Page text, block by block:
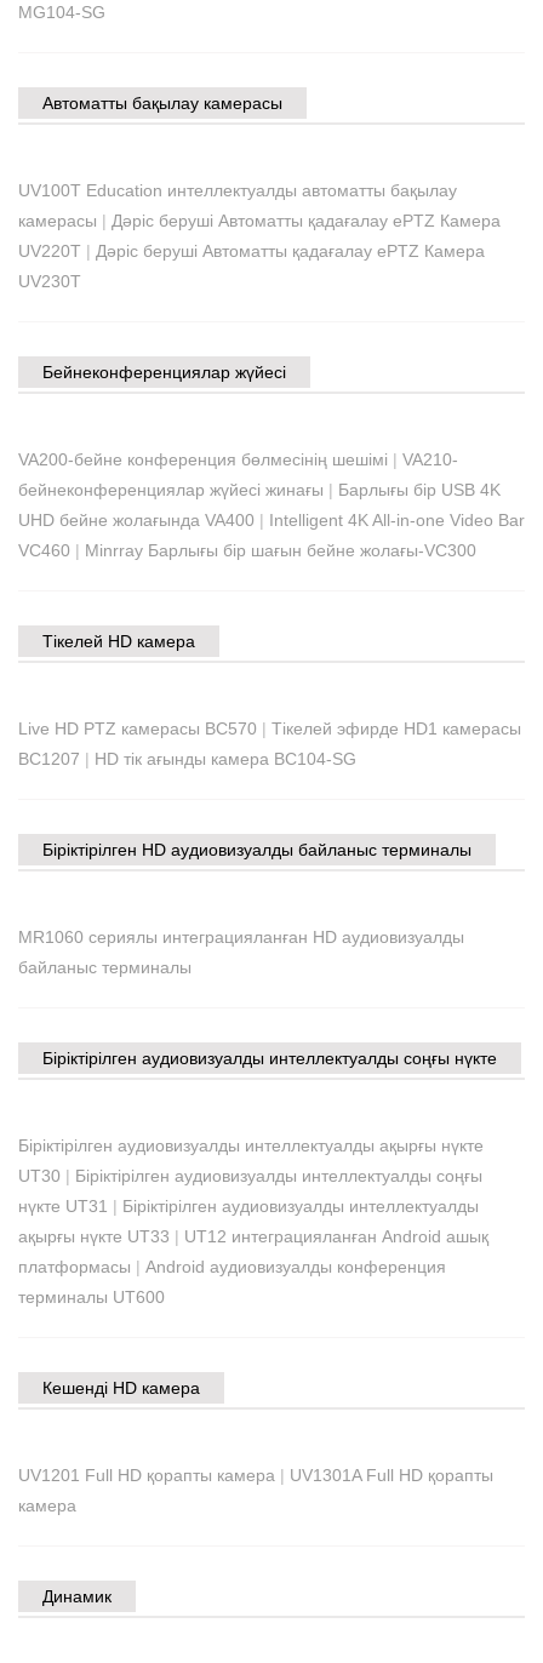
MG104-SG
Автоматты бақылау камерасы
UV100T Education интеллектуалды автоматты бақылау
камерасы | Дәріс беруші Автоматты қадағалау ePTZ Камера
UV220T | Дәріс беруші Автоматты қадағалау ePTZ Камера
UV230T
Бейнеконференциялар жүйесі
VA200-бейне конференция бөлмесінің шешімі | VA210-
бейнеконференциялар жүйесі жинағы | Барлығы бір USB 4K
UHD бейне жолағында VA400 | Intelligent 4K All-in-one Video Bar
VC460 | Minrray Барлығы бір шағын бейне жолағы-VC300
Тікелей HD камера
Live HD PTZ камерасы BC570 | Тікелей эфирде HD1 камерасы
BC1207 | HD тік ағынды камера BC104-SG
Біріктірілген HD аудиовизуалды байланыс терминалы
MR1060 сериялы интеграцияланған HD аудиовизуалды
байланыс терминалы
Біріктірілген аудиовизуалды интеллектуалды соңғы нүкте
Біріктірілген аудиовизуалды интеллектуалды ақырғы нүкте
UT30 | Біріктірілген аудиовизуалды интеллектуалды соңғы
нүкте UT31 | Біріктірілген аудиовизуалды интеллектуалды
ақырғы нүкте UT33 | UT12 интеграцияланған Android ашық
платформасы | Android аудиовизуалды конференция
терминалы UT600
Кешенді HD камера
UV1201 Full HD қорапты камера | UV1301A Full HD қорапты
камера
Динамик